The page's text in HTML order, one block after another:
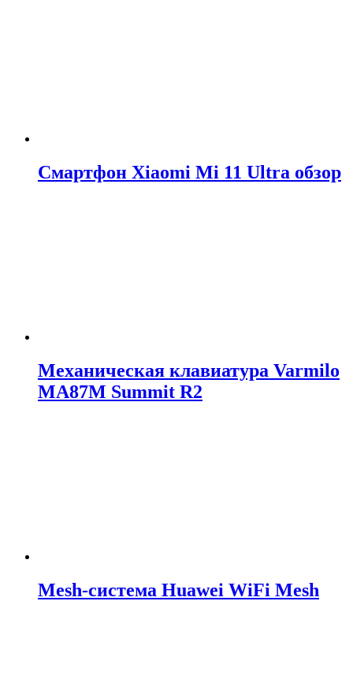
Смартфон Xiaomi Mi 11 Ultra обзор
Механическая клавиатура Varmilo
MA87M Summit R2
Mesh-система Huawei WiFi Mesh